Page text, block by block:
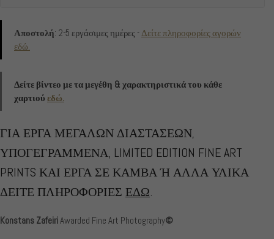
Αποστολή: 2-5 εργάσιμες ημέρες -Δείτε πληροφορίες αγορών
εδώ.
Δείτε βίντεο με τα μεγέθη & χαρακτηριστικά του κάθε
χαρτιού εδώ.
ΓΙΑ ΕΡΓΑ ΜΕΓΑΛΩΝ ΔΙΑΣΤΑΣΕΩΝ,
ΥΠΟΓΕΓΡΑΜΜΕΝΑ, LIMITED EDITION FINE ART
PRINTS ΚΑΙ ΕΡΓΑ ΣΕ ΚΑΜΒΑ Ή ΑΛΛΑ ΥΛΙΚΑ
ΔΕΙΤΕ ΠΛΗΡΟΦΟΡΙΕΣ ΕΔΩ.
Konstans ZafeiriAwarded Fine Art Photography©